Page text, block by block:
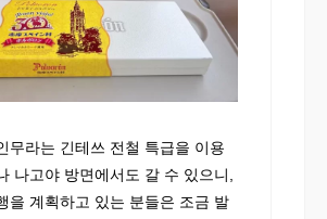
무라는 긴테쓰 전철 특급을 이용
나고야 방면에서도 갈 수 있으니,
을 계획하고 있는 분들은 조금 발